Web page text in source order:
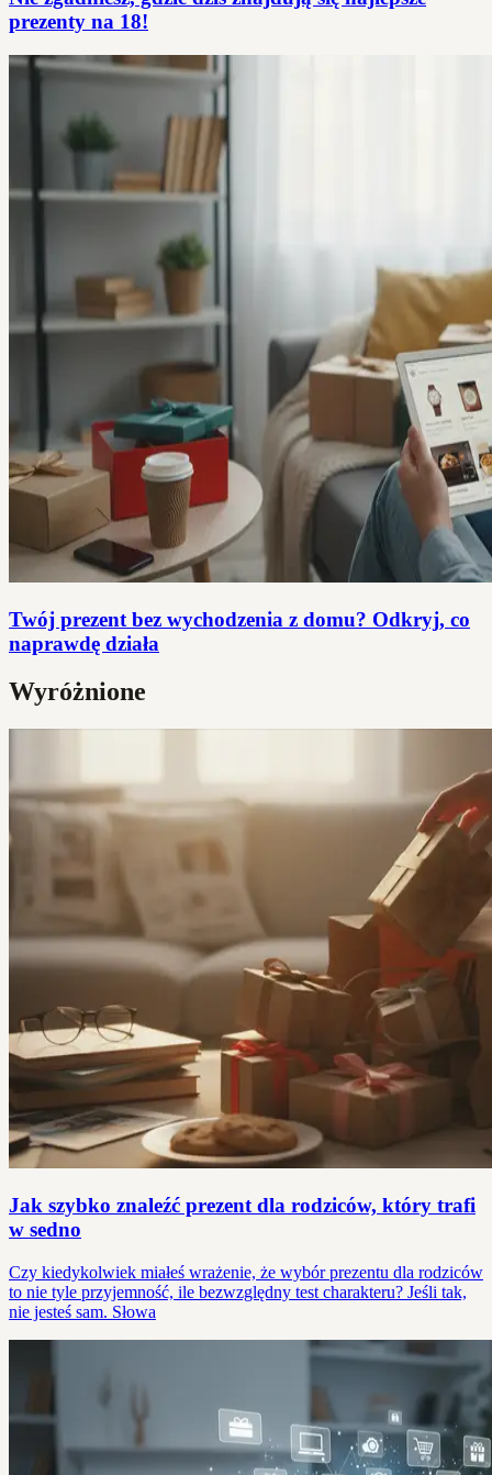
prezenty na 18!
Twój prezent bez wychodzenia z domu? Odkryj, co
naprawdę działa
Wyróżnione
Jak szybko znaleźć prezent dla rodziców, który trafi
w sedno
Czy kiedykolwiek miałeś wrażenie, że wybór prezentu dla rodziców
to nie tyle przyjemność, ile bezwzględny test charakteru? Jeśli tak,
nie jesteś sam. Słowa